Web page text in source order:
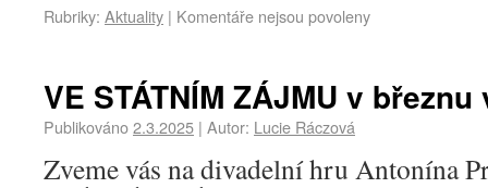
Rubriky: Aktuality | Komentáře nejsou povoleny
VE STÁTNÍM ZÁJMU v březnu
Publikováno2.3.2025 | Autor: Lucie Ráczová
Zveme vás na divadelní hru Antonína